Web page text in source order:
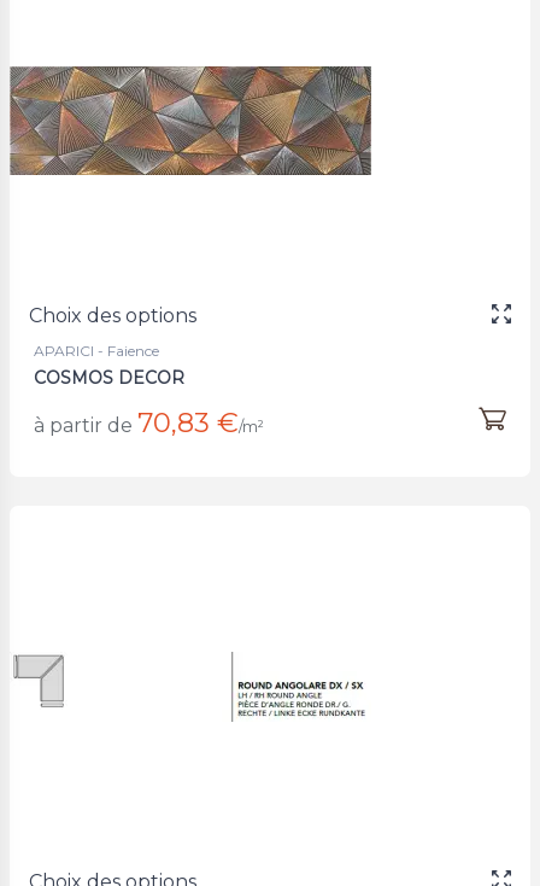
Choix des options
APARICI - Faience
COSMOS DECOR
à partir de 70,83 €/m²
Choix des options